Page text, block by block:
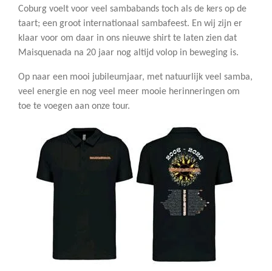
Coburg voelt voor veel sambabands toch als de kers op de
taart; een groot internationaal sambafeest. En wij zijn er
klaar voor om daar in ons nieuwe shirt te laten zien dat
Maisquenada na 20 jaar nog altijd volop in beweging is.
Op naar een mooi jubileumjaar, met natuurlijk veel samba,
veel energie en nog veel meer mooie herinneringen om
toe te voegen aan onze tour.